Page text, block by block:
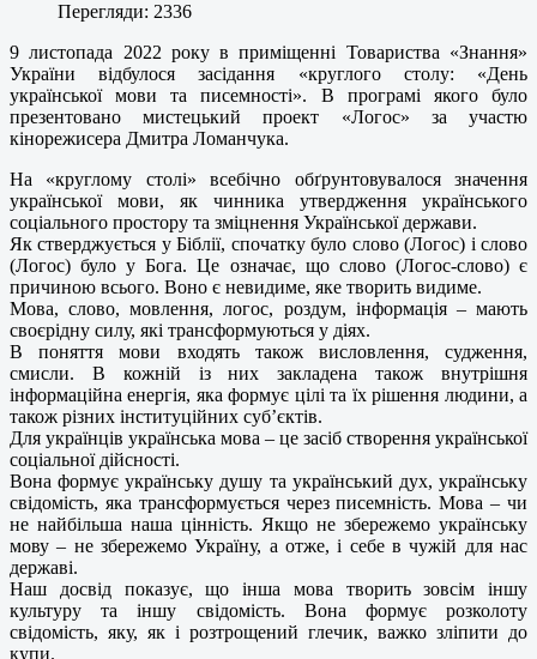
Перегляди: 2336
9 листопада 2022 року в приміщенні Товариства «Знання»
України відбулося засідання «круглого столу: «День
української мови та писемності». В програмі якого було
презентовано мистецький проект «Логос» за участю
кінорежисера Дмитра Ломанчука.
На «круглому столі» всебічно обґрунтовувалося значення
української мови, як чинника утвердження українського
соціального простору та зміцнення Української держави.
Як стверджується у Біблії, спочатку було слово (Логос) і слово
(Логос) було у Бога. Це означає, що слово (Логос-слово) є
причиною всього. Воно є невидиме, яке творить видиме.
Мова, слово, мовлення, логос, роздум, інформація – мають
своєрідну силу, які трансформуються у діях.
В поняття мови входять також висловлення, судження,
смисли. В кожній із них закладена також внутрішня
інформаційна енергія, яка формує цілі та їх рішення людини, а
також різних інституційних суб’єктів.
Для українців українська мова – це засіб створення української
соціальної дійсності.
Вона формує українську душу та український дух, українську
свідомість, яка трансформується через писемність. Мова – чи
не найбільша наша цінність. Якщо не збережемо українську
мову – не збережемо Україну, а отже, і себе в чужій для нас
державі.
Наш досвід показує, що інша мова творить зовсім іншу
культуру та іншу свідомість. Вона формує розколоту
свідомість, яку, як і розтрощений глечик, важко зліпити до
купи.